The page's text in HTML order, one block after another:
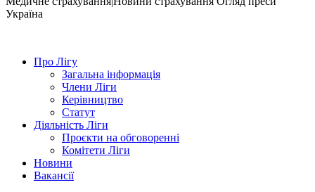
Україна
Про Лігу
Загальна інформація
Члени Ліги
Керівництво
Статут
Діяльність Ліги
Проєкти на обговоренні
Комітети Ліги
Новини
Вакансії